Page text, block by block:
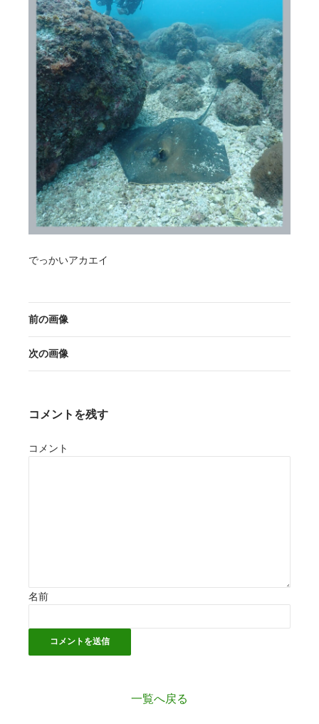
でっかいアカエイ
前の画像
次の画像
コメントを残す
コメント
名前
一覧へ戻る